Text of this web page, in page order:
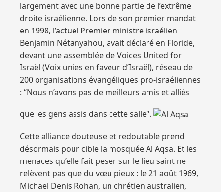
largement avec une bonne partie de l’extrême
droite israélienne. Lors de son premier mandat
en 1998, l’actuel Premier ministre israélien
Benjamin Nétanyahou, avait déclaré en Floride,
devant une assemblée de Voices United for
Israël (Voix unies en faveur d’Israël), réseau de
200 organisations évangéliques pro-israéliennes
: “Nous n’avons pas de meilleurs amis et alliés
que les gens assis dans cette salle“.
Cette alliance douteuse et redoutable prend
désormais pour cible la mosquée Al Aqsa. Et les
menaces qu’elle fait peser sur le lieu saint ne
relèvent pas que du vœu pieux : le 21 août 1969,
Michael Denis Rohan, un chrétien australien,